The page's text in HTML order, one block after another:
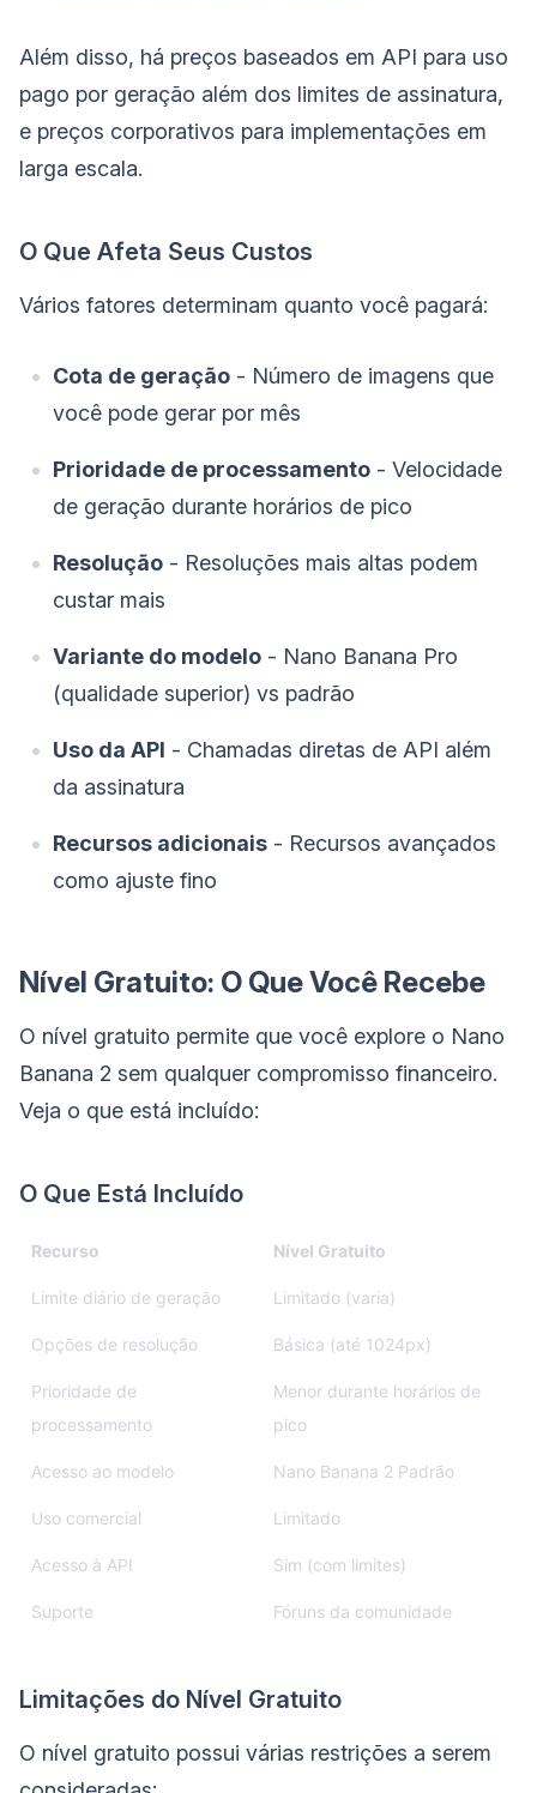
Além disso, há preços baseados em API para uso
pago por geração além dos limites de assinatura,
e preços corporativos para implementações em
larga escala.
O Que Afeta Seus Custos
Vários fatores determinam quanto você pagará:
Cota de geração - Número de imagens que
você pode gerar por mês
Prioridade de processamento - Velocidade
de geração durante horários de pico
Resolução - Resoluções mais altas podem
custar mais
Variante do modelo - Nano Banana Pro
(qualidade superior) vs padrão
Uso da API - Chamadas diretas de API além
da assinatura
Recursos adicionais - Recursos avançados
como ajuste fino
Nível Gratuito: O Que Você Recebe
O nível gratuito permite que você explore o Nano
Banana 2 sem qualquer compromisso financeiro.
Veja o que está incluído:
O Que Está Incluído
Recurso Nível Gratuito
Limite diário de geração Limitado (varia)
Opções de resolução Básica (até 1024px)
Prioridade de
processamento
Menor durante horários de
pico
Acesso ao modelo Nano Banana 2 Padrão
Uso comercial Limitado
Acesso à API Sim (com limites)
Suporte Fóruns da comunidade
Limitações do Nível Gratuito
O nível gratuito possui várias restrições a serem